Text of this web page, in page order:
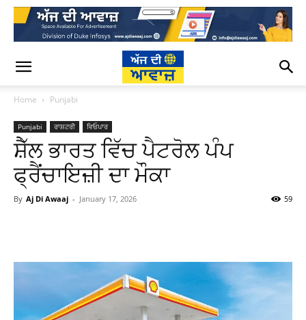
Home Punjabi
Punjabi ਰਾਸ਼ਟਰੀ ਵਿਓਪਾਰ
ਸ਼ੈੱਲ ਭਾਰਤ ਵਿੱਚ ਪੈਟਰੋਲ ਪੰਪ
ਫ੍ਰੈਂਚਾਇਜ਼ੀ ਦਾ ਮੌਕਾ
By Aj Di Awaaj - January 17, 2026 59